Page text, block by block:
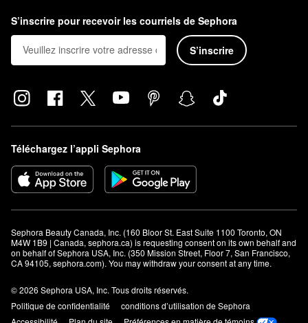
S’inscrire pour recevoir les courriels de Sephora
S’inscrire
Téléchargez l’appli Sephora
Sephora Beauty Canada, Inc. (160 Bloor St. East Suite 1100 Toronto, ON
M4W 1B9 | Canada, sephora.ca) is requesting consent on its own behalf and
on behalf of Sephora USA, Inc. (350 Mission Street, Floor 7, San Francisco,
CA 94105, sephora.com). You may withdraw your consent at any time.
© 2026 Sephora USA, Inc. Tous droits réservés.
Politique de confidentialité
conditions d’utilisation de Sephora